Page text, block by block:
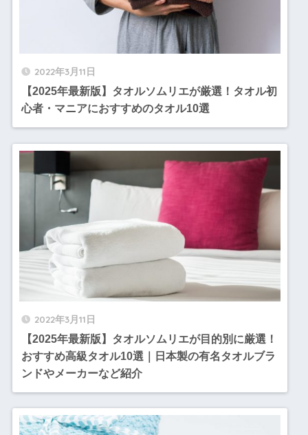
2022年3月11日
【2025年最新版】タオルソムリエが厳選！タオル初
心者・マニアにおすすめのタオル10選
2022年3月11日
【2025年最新版】タオルソムリエが目的別に厳選！
おすすめ高級タオル10選｜日本製の有名タオルブラ
ンドやメーカーなど紹介